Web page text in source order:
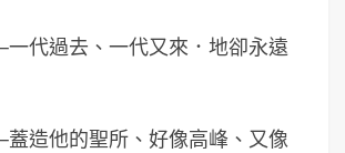
一代過去、一代又來．地卻永遠
蓋造他的聖所、好像高峰、又像